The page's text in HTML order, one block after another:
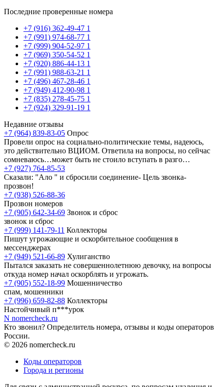
Последние проверенные номера
+7 (916) 362-49-47 1
+7 (991) 974-68-77 1
+7 (999) 904-52-97 1
+7 (969) 350-54-52 1
+7 (920) 886-44-13 1
+7 (991) 988-63-21 1
+7 (496) 467-28-46 1
+7 (949) 412-90-98 1
+7 (835) 278-45-75 1
+7 (924) 329-91-19 1
Недавние отзывы
+7 (964) 839-83-05 Опрос
Провели опрос на социально-политические темы, надеюсь,
это действительно ВЦИОМ. Ответила на вопросы, но сейчас
сомневаюсь…может быть не стоило вступать в разго…
+7 (927) 764-85-53
Сказали: "Ало " и сбросили соединение- Цель звонка-
прозвон!
+7 (938) 526-88-36
Прозвон номеров
+7 (905) 642-34-69 Звонок и сброс
звонок и сброс
+7 (999) 141-79-11 Коллекторы
Пишут угрожающие и оскорбительное сообщения в
мессенджерах
+7 (949) 521-66-89 Хулиганство
Пытался заказать не совершеннолетнюю девочку, на вопросы
откуда номер начал оскорблять и угрожать.
+7 (905) 552-18-99 Мошенничество
спам, мошенники
+7 (996) 659-82-88 Коллекторы
Настойчивый п***урок
N nomercheck.ru
Кто звонил? Определитель номера, отзывы и коды операторов
России.
© 2026 nomercheck.ru
Коды операторов
Города и регионы